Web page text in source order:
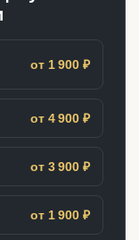
от 1 900 ₽
от 4 900 ₽
от 3 900 ₽
от 1 900 ₽